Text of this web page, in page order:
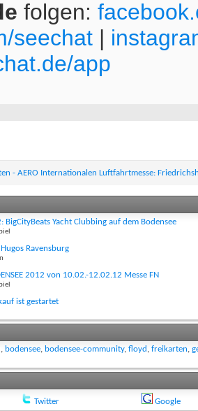
folgen:
seechat |
app
- AERO Internationalen Luftfahrtmesse:
Yacht Clubbing auf dem Bodensee
Ravensburg
2012 von 10.02.-12.02.12 Messe FN
ist gestartet
, bodensee, bodensee-community, floyd , freikarten,
Twitter Google